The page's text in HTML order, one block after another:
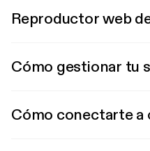
Reproductor web
Cómo gestionar tu
Cómo conectarte